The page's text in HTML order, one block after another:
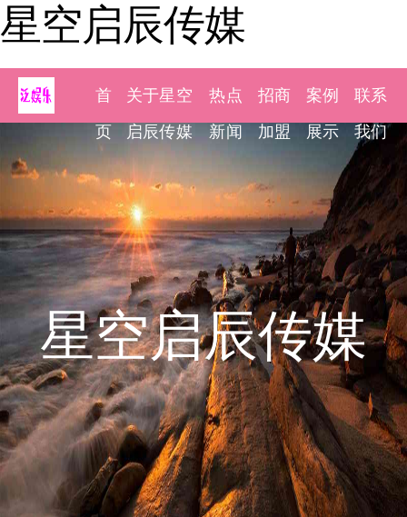
星空启辰传媒
首
页
关于星空
启辰传媒
热点
新闻
招商
加盟
案例
展示
联系
我们
星空启辰传媒